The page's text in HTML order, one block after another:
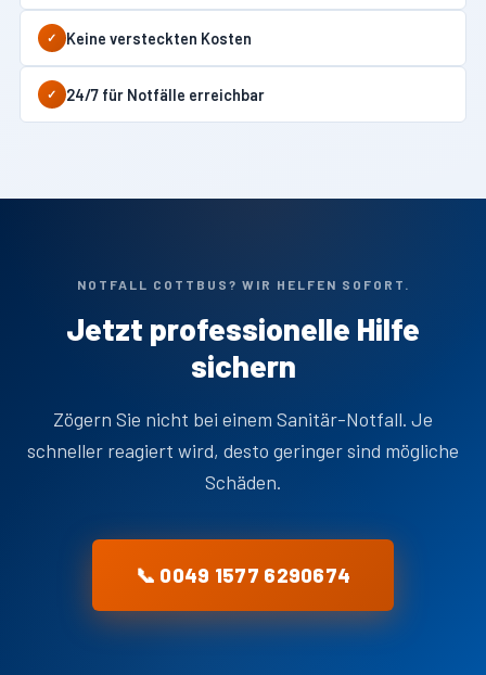
✓ Keine versteckten Kosten
✓ 24/7 für Notfälle erreichbar
NOTFALL COTTBUS? WIR HELFEN SOFORT.
Jetzt professionelle Hilfe
sichern
Zögern Sie nicht bei einem Sanitär-Notfall. Je
schneller reagiert wird, desto geringer sind mögliche
Schäden.
📞 0049 1577 6290674